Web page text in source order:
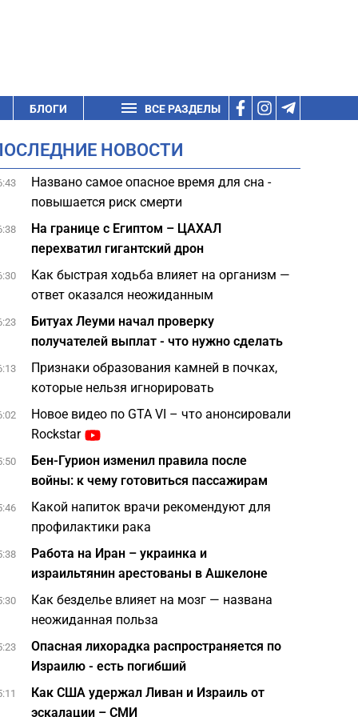
БЛОГИ ВСЕ РАЗДЕЛЫ
НОВОСТИ
Названо самое опасное время для сна -
повышается риск смерти
На границе с Египтом – ЦАХАЛ
перехватил гигантский дрон
Как быстрая ходьба влияет на организм —
ответ оказался неожиданным
Битуах Леуми начал проверку
получателей выплат - что нужно сделать
Признаки образования камней в почках,
которые нельзя игнорировать
Новое видео по GTA VI – что анонсировали
Rockstar
Бен-Гурион изменил правила после
войны: к чему готовиться пассажирам
Какой напиток врачи рекомендуют для
профилактики рака
Работа на Иран – украинка и
израильтянин арестованы в Ашкелоне
Как безделье влияет на мозг — названа
неожиданная польза
Опасная лихорадка распространяется по
Израилю - есть погибший
Как США удержал Ливан и Израиль от
эскалации – СМИ